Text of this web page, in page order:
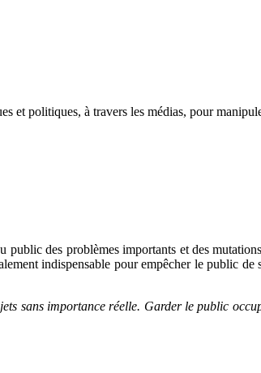
et politiques, à travers les médias, pour
des problèmes importants et des
indispensable pour empêcher le public de
sans importance réelle. Garder le public